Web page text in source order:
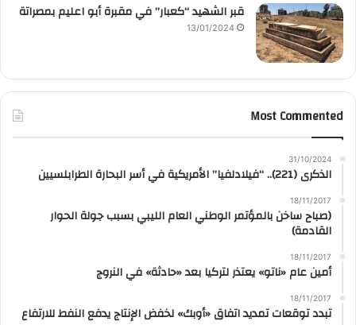
قبر الشهيد “كعبار” في مقبرة أبو اعليم بمصراتة
13/01/2024
Most Commented
31/10/2024
الذكرى (221).. “فيلادلفيا” الأمريكية في أسر البحارة الطرابلسيين
18/11/2017
(صباح ساخن بالمؤتمر الوطني العام الليبي بسبب جولة الحوار
القادمة)
18/11/2017
أمين عام «ناتو» يعتذر لتركيا بعد «حادثة» في النروج
18/11/2017
تبدد توقعات تمديد اتفاق «أوبك» لخفض الإنتاج يدفع النفط للارتفاع